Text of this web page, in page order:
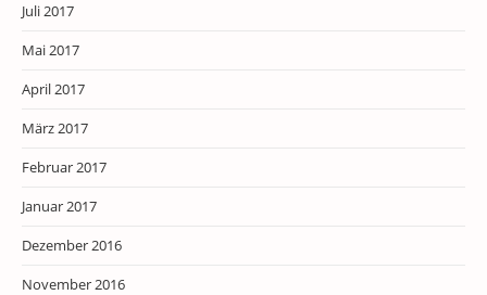
Juli 2017
Mai 2017
April 2017
März 2017
Februar 2017
Januar 2017
Dezember 2016
November 2016